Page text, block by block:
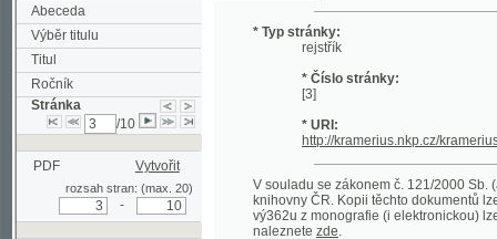
Výběr titulu
Titul
Ročník
Stránka
/10
PDF Vytvořit
rozsah stran: (max. 20)
rejstřík
* Číslo stránky:
* URI:
V souladu se zákonem č. 121/2000 Sb.
knihovny ČR. Kopii těchto dokumentů lze
vý362u z monografie (i elektronickou) lze
naleznetezde.